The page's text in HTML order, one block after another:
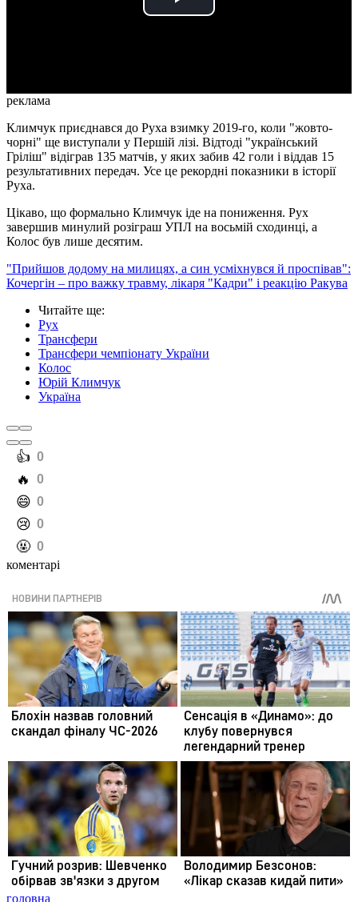
Play
реклама
Климчук приєднався до Руха взимку 2019-го, коли "жовто-
чорні" ще виступали у Першій лізі. Відтоді "український
Гріліш" відіграв 135 матчів, у яких забив 42 голи і віддав 15
результативних передач. Усе це рекордні показники в історії
Руха.
Цікаво, що формально Климчук іде на пониження. Рух
завершив минулий розіграш УПЛ на восьмій сходинці, а
Колос був лише десятим.
"Прийшов додому на милицях, а син усміхнувся й проспівав":
Кочергін – про важку травму, лікаря "Кадри" і реакцію Ракува
Читайте ще:
Рух
Трансфери
Трансфери чемпіонату України
Колос
Юрій Климчук
Україна
️👍 0
️🔥 0
️😄 0
️😢 0
️🤬 0
коментарі
головна